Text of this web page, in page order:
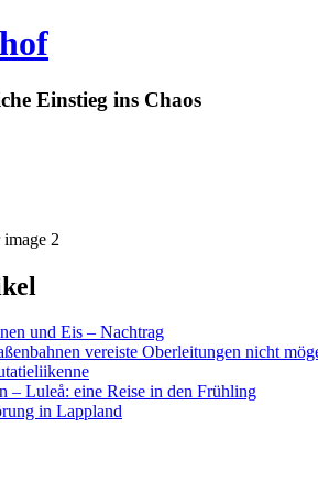
Einstieg ins Chaos
und Eis – Nachtrag
vereiste Oberleitungen nicht
– Luleå: eine Reise in den Frühling
in Lappland